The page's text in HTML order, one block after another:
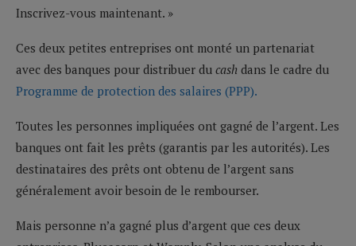
Inscrivez-vous maintenant. »
Ces deux petites entreprises ont monté un partenariat
avec des banques pour distribuer du cash dans le cadre du
Programme de protection des salaires (PPP).
Toutes les personnes impliquées ont gagné de l’argent. Les
banques ont fait les prêts (garantis par les autorités). Les
destinataires des prêts ont obtenu de l’argent sans
généralement avoir besoin de le rembourser.
Mais personne n’a gagné plus d’argent que ces deux